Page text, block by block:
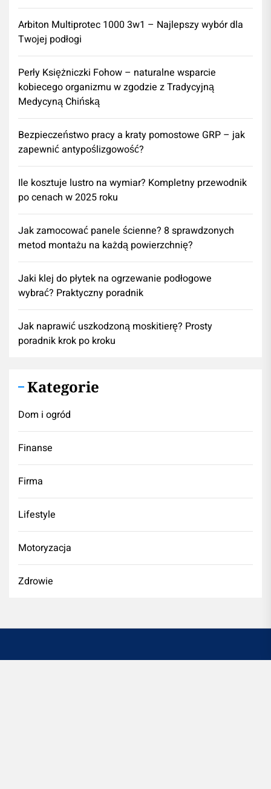
Arbiton Multiprotec 1000 3w1 – Najlepszy wybór dla
Twojej podłogi
Perły Księżniczki Fohow – naturalne wsparcie
kobiecego organizmu w zgodzie z Tradycyjną
Medycyną Chińską
Bezpieczeństwo pracy a kraty pomostowe GRP – jak
zapewnić antypoślizgowość?
Ile kosztuje lustro na wymiar? Kompletny przewodnik
po cenach w 2025 roku
Jak zamocować panele ścienne? 8 sprawdzonych
metod montażu na każdą powierzchnię?
Jaki klej do płytek na ogrzewanie podłogowe
wybrać? Praktyczny poradnik
Jak naprawić uszkodzoną moskitierę? Prosty
poradnik krok po kroku
Kategorie
Dom i ogród
Finanse
Firma
Lifestyle
Motoryzacja
Zdrowie